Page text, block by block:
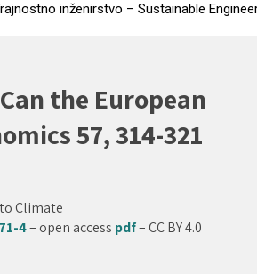
inženirstvo – Sustainable
the European
57, 314-321
Climate
4– open access pdf– CC BY 4.0